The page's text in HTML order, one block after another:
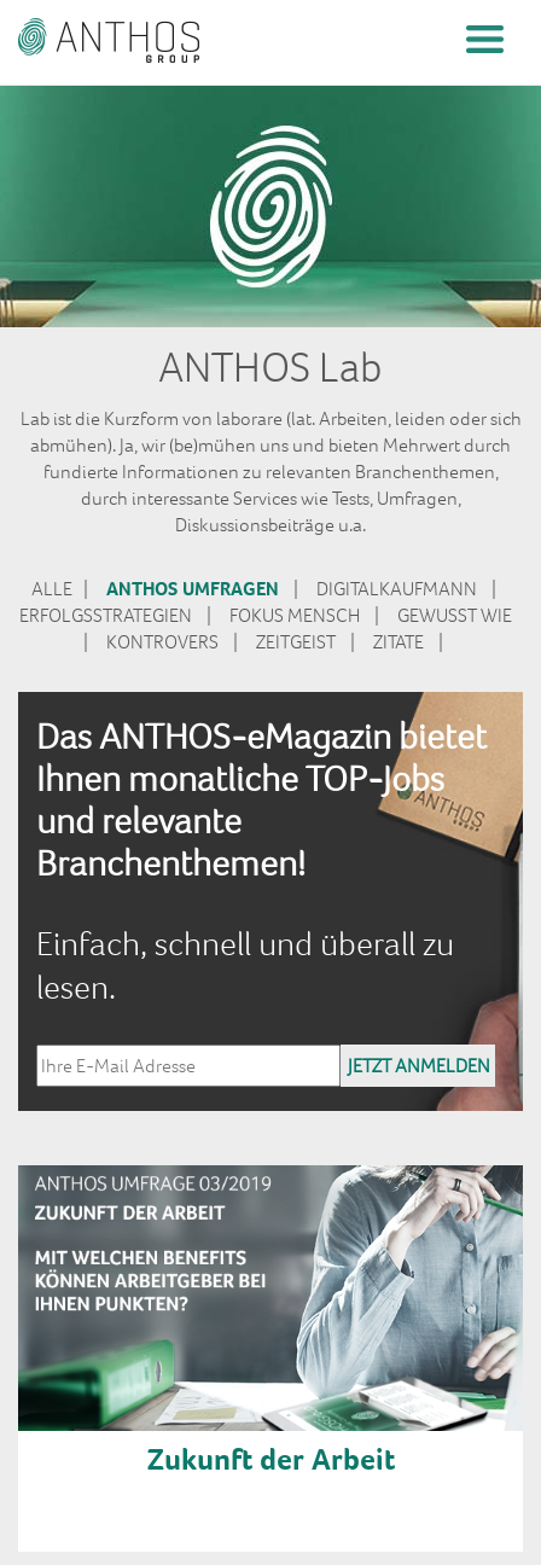
ANTHOS Lab
Lab ist die Kurzform von laborare (lat. Arbeiten, leiden oder sich
abmühen). Ja, wir (be)mühen uns und bieten Mehrwert durch
fundierte Informationen zu relevanten Branchenthemen,
durch interessante Services wie Tests, Umfragen,
Diskussionsbeiträge u.a.
ALLE| ANTHOS UMFRAGEN DIGITALKAUFMANN
ERFOLGSSTRATEGIEN
FOKUS MENSCH
GEWUSST WIE
KONTROVERS ZEITGEIST ZITATE
Das ANTHOS-eMagazin bietet
Ihnen monatliche TOP-Jobs
und relevante
Branchenthemen!
Einfach, schnell und überall zu
lesen.
Zukunft der Arbeit